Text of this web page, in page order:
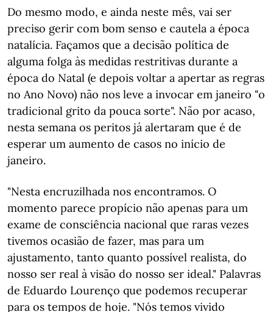
Do mesmo modo, e ainda neste mês, vai ser
preciso gerir com bom senso e cautela a época
natalícia. Façamos que a decisão política de
alguma folga às medidas restritivas durante a
época do Natal (e depois voltar a apertar as regras
no Ano Novo) não nos leve a invocar em janeiro "o
tradicional grito da pouca sorte". Não por acaso,
nesta semana os peritos já alertaram que é de
esperar um aumento de casos no início de
janeiro.
"Nesta encruzilhada nos encontramos. O
momento parece propício não apenas para um
exame de consciência nacional que raras vezes
tivemos ocasião de fazer, mas para um
ajustamento, tanto quanto possível realista, do
nosso ser real à visão do nosso ser ideal." Palavras
de Eduardo Lourenço que podemos recuperar
para os tempos de hoje. "Nós temos vivido